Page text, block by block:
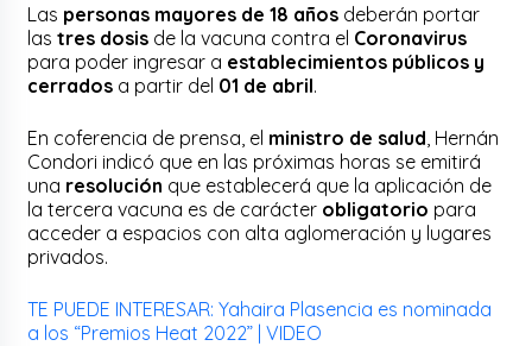
Las personas mayores de 18 años deberán portar
lastres dosis de la vacuna contra el Coronavirus
para poder ingresar a establecimientos públicos y
cerrados a partir del 01 de abril.
En coferencia de prensa, el ministro de salud , Hernán
Condori indicó que en las próximas horas se emitirá
una resolución que establecerá que la aplicación de
la tercera vacuna es de carácter obligatorio para
acceder a espacios con alta aglomeración y lugares
privados.
TE PUEDE INTERESAR: Yahaira Plasencia es nominada
a los “Premios Heat 2022” | VIDEO